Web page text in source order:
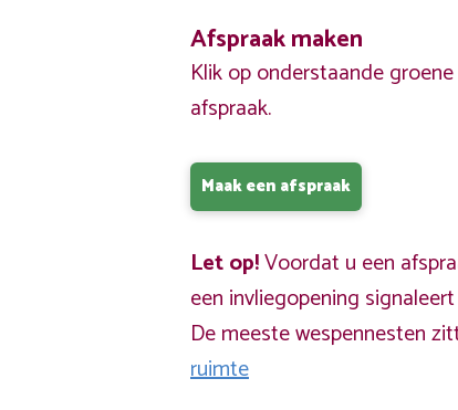
Afspraak maken
Klik op onderstaande
afspraak.
Maak een afspraak
Let op!Voordat u een
een invliegopening
De meeste wespennesten
ruimte